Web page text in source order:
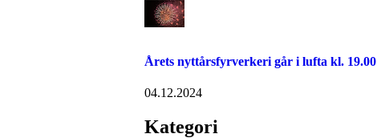
Årets nyttårsfyrverkeri går i lufta kl. 19.00
04.12.2024
Kategori